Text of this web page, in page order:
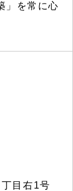
」を常に心
目右1号